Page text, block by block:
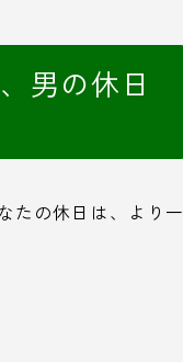
男の休日
たの休日は、より一